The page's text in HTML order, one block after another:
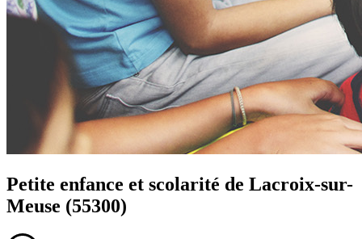
Petite enfance et scolarité de Lacroix-sur-
Meuse (55300)